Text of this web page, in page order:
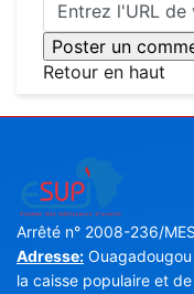
Retour en haut
Arrêté n° 2008-236/
Adresse:
la caisse populaire et